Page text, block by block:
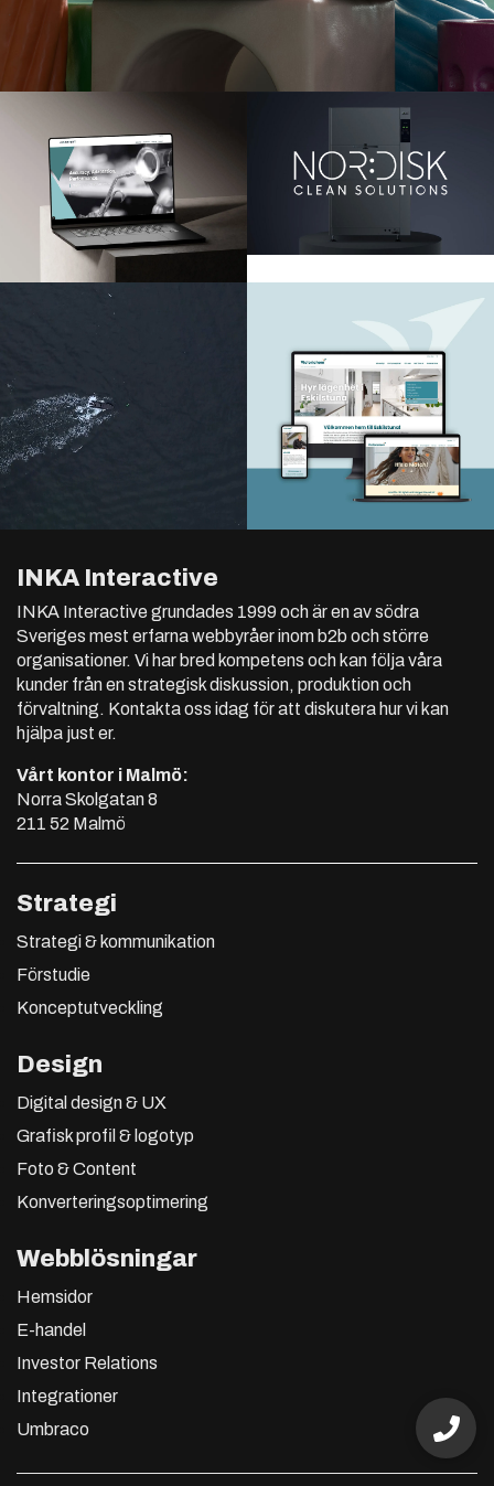
INKA Interactive
INKA Interactive grundades 1999 och är en av södra
Sveriges mest erfarna webbyråer inom b2b och större
organisationer. Vi har bred kompetens och kan följa våra
kunder från en strategisk diskussion, produktion och
förvaltning. Kontakta oss idag för att diskutera hur vi kan
hjälpa just er.
Vårt kontor i Malmö:
Norra Skolgatan 8
211 52 Malmö
Strategi
Strategi & kommunikation
Förstudie
Konceptutveckling
Design
Digital design & UX
Grafisk profil & logotyp
Foto & Content
Konverteringsoptimering
Webblösningar
Hemsidor
E-handel
Investor Relations
Integrationer
Umbraco